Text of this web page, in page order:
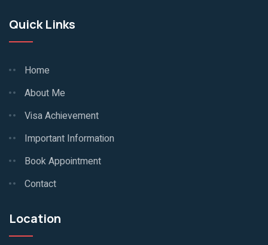
Quick Links
Home
About Me
Visa Achievement
Important Information
Book Appointment
Contact
Location